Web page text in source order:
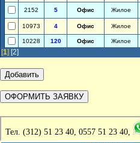
2152 5 Офис Жилое
10973 4 Офис Жилое
10228 120 Офис Жилое
[1] [2]
Тел. (312) 51 23 40, 0557 51 23 40,